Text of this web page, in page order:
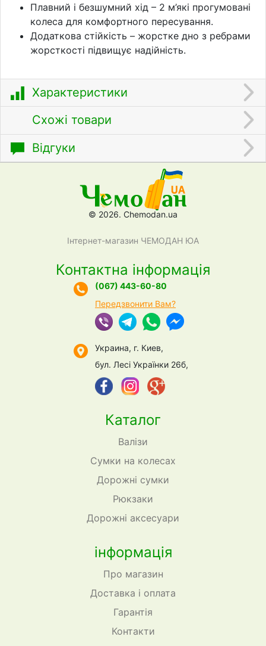
Плавний і безшумний хід – 2 м’які прогумовані
колеса для комфортного пересування.
Додаткова стійкість – жорстке дно з ребрами
жорсткості підвищує надійність.
Характеристики
Схожі товари
Відгуки
© 2026. Chemodan.ua
Інтернет-магазин ЧЕМОДАН ЮА
Каталог
Валізи
Сумки на колесах
Дорожні сумки
Рюкзаки
Дорожні аксесуари
інформація
Про магазин
Доставка і оплата
Гарантія
Контакти
Контактна інформація
(067) 443-60-80
Передзвонити Вам?
Украина, г. Киев,
бул. Лесі Українки 26б,